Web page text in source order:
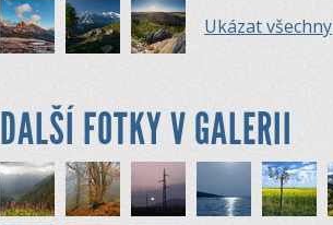
Ukázat všechny
DALŠÍ FOTKY V GALERII